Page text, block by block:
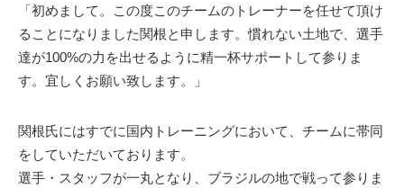
「初めまして。この度このチームのトレーナーを任せて頂け
ることになりました関根と申します。慣れない土地で、選手
達が100%の力を出せるように精一杯サポートして参りま
す。宜しくお願い致します。」
関根氏にはすでに国内トレーニングにおいて、チームに帯同
をしていただいております。
選手・スタッフが一丸となり、ブラジルの地で戦って参りま